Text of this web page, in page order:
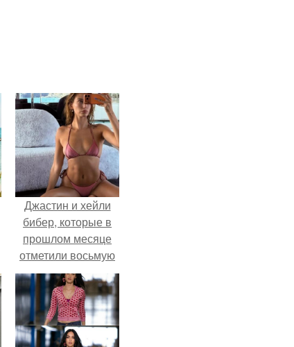
Джастин и хейли
бибер, которые в
прошлом месяце
отметили восьмую
годовщину
помолвки, показали
новые фото с
совместного
отдыха.